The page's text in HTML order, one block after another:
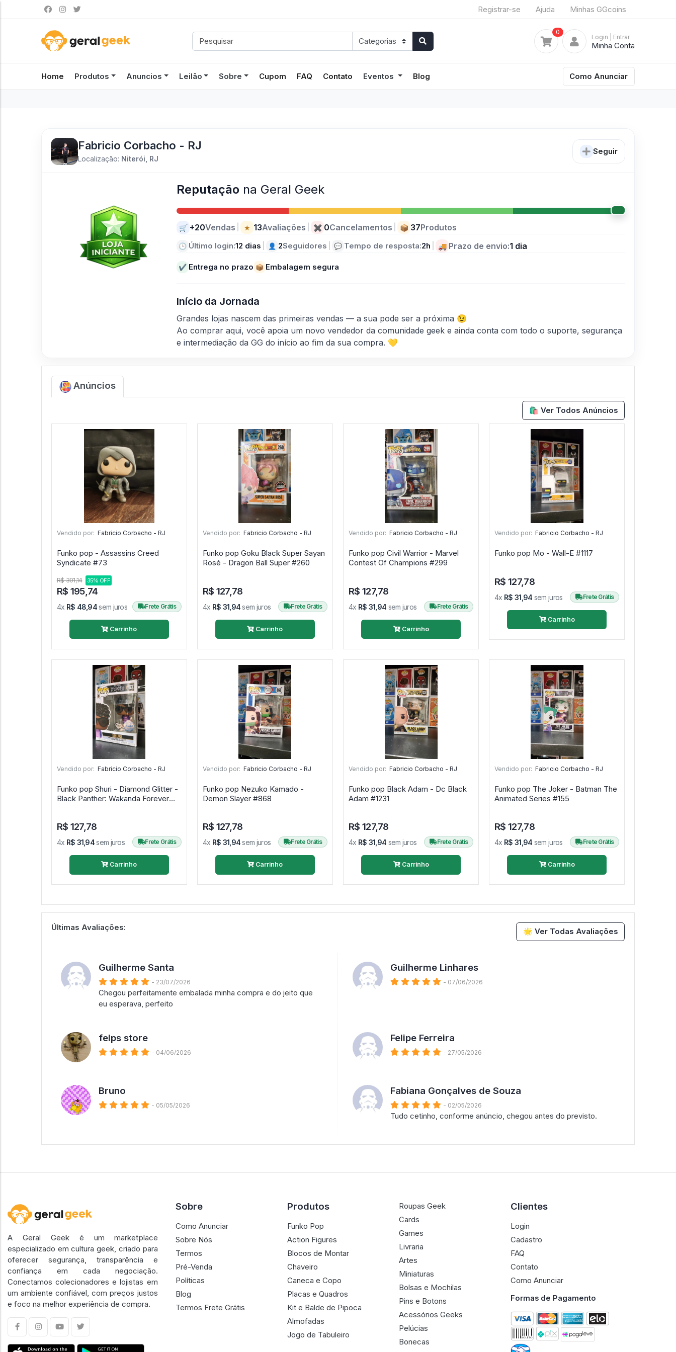
Registrar-se Ajuda Minhas GGcoins
0
Login | Entrar
Minha Conta
Home Produtos Anuncios Leilão Sobre Cupom FAQ Contato Eventos Blog Como Anunciar
Fabricio Corbacho - RJ
Localização: Niterói, RJ
Seguir
Reputação na Geral Geek
🛒 +20Vendas ★ 13Avaliações ✖ 0Cancelamentos 📦 37Produtos
🕒 Último login:12 dias 👤 2Seguidores 💬 Tempo de resposta:2h 🚚 Prazo de envio:1 dia
✔ Entrega no prazo 📦 Embalagem segura
Início da Jornada
Grandes lojas nascem das primeiras vendas — a sua pode ser a próxima 😉
Ao comprar aqui, você apoia um novo vendedor da comunidade geek e ainda conta com todo o suporte, segurança
e intermediação da GG do início ao fim da sua compra. 💛
Anúncios
🛍️ Ver Todos Anúncios
Vendido por: Fabricio Corbacho - RJ
Funko pop - Assassins Creed
Syndicate #73
R$ 301,14 35% OFF
R$ 195,74
4x R$ 48,94sem juros Frete Grátis
Carrinho
Vendido por: Fabricio Corbacho - RJ
Funko pop Goku Black Super Sayan
Rosé - Dragon Ball Super #260
R$ 127,78
4x R$ 31,94sem juros Frete Grátis
Carrinho
Vendido por: Fabricio Corbacho - RJ
Funko pop Civil Warrior - Marvel
Contest Of Champions #299
R$ 127,78
4x R$ 31,94 sem juros Frete Grátis
Carrinho
Vendido por: Fabricio Corbacho - RJ
Funko pop Mo - Wall-E #1117
R$ 127,78
4x R$ 31,94 sem juros Frete Grátis
Carrinho
Vendido por: Fabricio Corbacho - RJ
Funko pop Shuri - Diamond Glitter -
Black Panther: Wakanda Forever
R$ 127,78
4x R$ 31,94sem juros Frete Grátis
Carrinho
Vendido por: Fabricio Corbacho - RJ
Funko pop Nezuko Kamado -
Demon Slayer #868
R$ 127,78
4x R$ 31,94sem juros Frete Grátis
Carrinho
Vendido por: Fabricio Corbacho - RJ
Funko pop Black Adam - Dc Black
Adam #1231
R$ 127,78
4x R$ 31,94 sem juros Frete Grátis
Carrinho
Vendido por: Fabricio Corbacho - RJ
Funko pop The Joker - Batman The
Animated Series #155
R$ 127,78
4x R$ 31,94 sem juros Frete Grátis
Carrinho
🌟 Ver Todas Avaliações
Últimas Avaliações:
Guilherme Santa
- 23/07/2026
Chegou perfeitamente embalada minha compra e do jeito que
eu esperava, perfeito
Guilherme Linhares
- 07/06/2026
felps store
- 04/06/2026
Felipe Ferreira
- 27/05/2026
Bruno
- 05/05/2026
Fabiana Gonçalves de Souza
- 02/05/2026
Tudo cetinho, conforme anúncio, chegou antes do previsto.
A Geral Geek é um marketplace
especializado em cultura geek, criado para
oferecer segurança, transparência e
confiança em cada negociação.
Conectamos colecionadores e lojistas em
um ambiente confiável, com preços justos
e foco na melhor experiência de compra.
Sobre
Como Anunciar
Sobre Nós
Termos
Pré-Venda
Políticas
Blog
Termos Frete Grátis
Produtos
Funko Pop
Action Figures
Blocos de Montar
Chaveiro
Caneca e Copo
Placas e Quadros
Kit e Balde de Pipoca
Almofadas
Jogo de Tabuleiro
Roupas Geek
Cards
Games
Livraria
Artes
Miniaturas
Bolsas e Mochilas
Pins e Botons
Acessórios Geeks
Pelúcias
Bonecas
Clientes
Login
Cadastro
FAQ
Contato
Como Anunciar
Formas de Pagamento